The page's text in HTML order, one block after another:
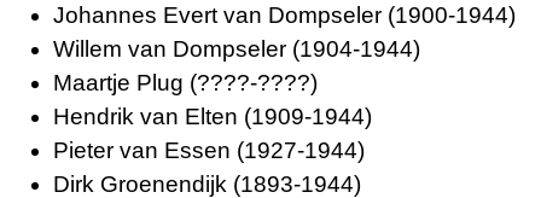
Johannes Evert van Dompseler (1900-1944)
Willem van Dompseler (1904-1944)
Maartje Plug (????-????)
Hendrik van Elten (1909-1944)
Pieter van Essen (1927-1944)
Dirk Groenendijk (1893-1944)